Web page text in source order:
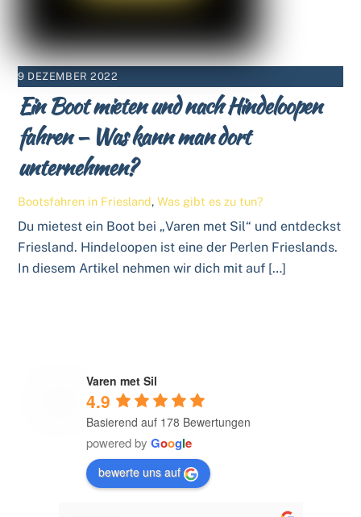
9 DEZEMBER 2022
Ein Boot mieten und nach Hindeloopen
fahren – Was kann man dort
unternehmen?
Bootsfahren in Friesland,Was gibt es zu tun?
Du mietest ein Boot bei „Varen met Sil“ und entdeckst
Friesland. Hindeloopen ist eine der Perlen Frieslands.
In diesem Artikel nehmen wir dich mit auf […]
Varen met Sil
4.9
Basierend auf 178 Bewertungen
powered by Google
bewerte uns auf